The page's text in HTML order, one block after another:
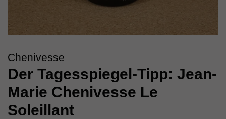
Chenivesse
Der Tagesspiegel-Tipp: Jean-
Marie Chenivesse Le
Soleillant